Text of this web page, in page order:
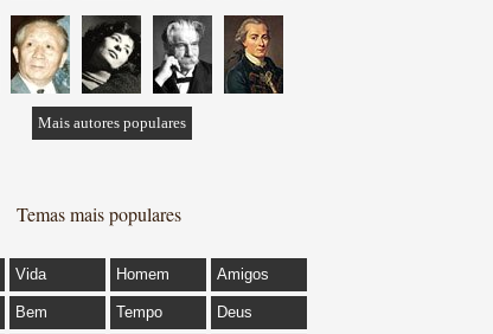
Mais autores populares
Temas mais populares
Vida Homem Amigos
Bem Tempo Deus